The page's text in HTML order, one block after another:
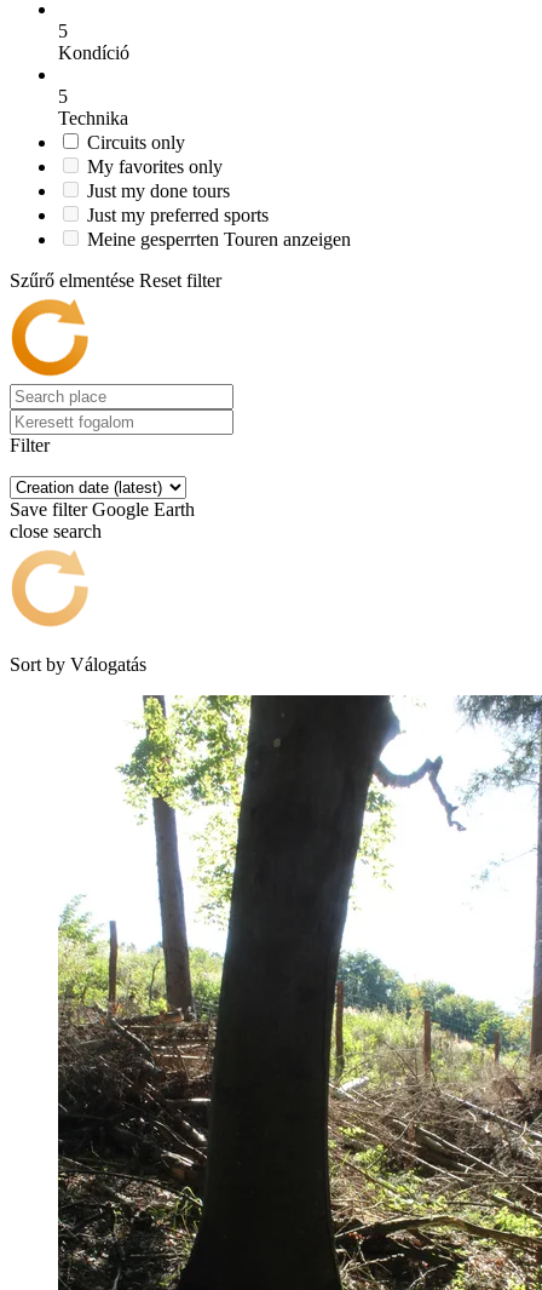
5
Kondíció
5
Technika
Circuits only
My favorites only
Just my done tours
Just my preferred sports
Meine gesperrten Touren anzeigen
Szűrő elmentése Reset filter
Filter
Save filter Google Earth
close search
Sort by Válogatás